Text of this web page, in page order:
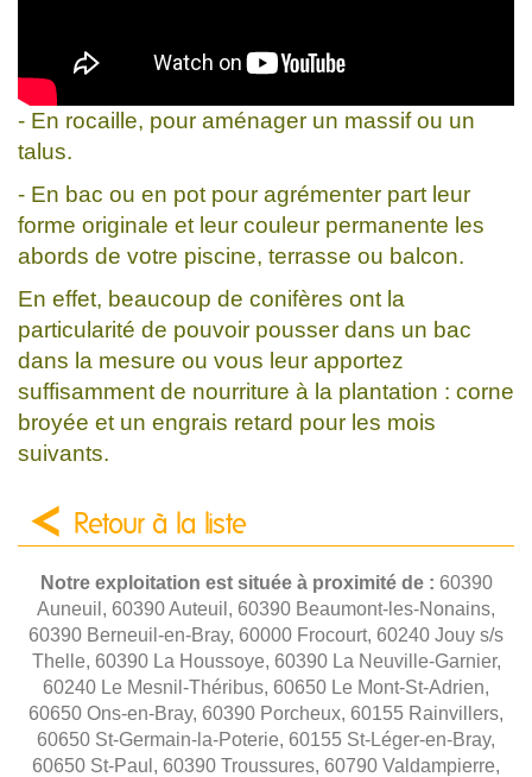
- En rocaille, pour aménager un massif ou un
talus.
- En bac ou en pot pour agrémenter part leur
forme originale et leur couleur permanente les
abords de votre piscine, terrasse ou balcon.
En effet, beaucoup de conifères ont la
particularité de pouvoir pousser dans un bac
dans la mesure ou vous leur apportez
suffisamment de nourriture à la plantation : corne
broyée et un engrais retard pour les mois
suivants.
Retour à la liste
Notre exploitation est située à proximité de : 60390
Auneuil, 60390 Auteuil, 60390 Beaumont-les-Nonains,
60390 Berneuil-en-Bray, 60000 Frocourt, 60240 Jouy s/s
Thelle, 60390 La Houssoye, 60390 La Neuville-Garnier,
60240 Le Mesnil-Théribus, 60650 Le Mont-St-Adrien,
60650 Ons-en-Bray, 60390 Porcheux, 60155 Rainvillers,
60650 St-Germain-la-Poterie, 60155 St-Léger-en-Bray,
60650 St-Paul, 60390 Troussures, 60790 Valdampierre,